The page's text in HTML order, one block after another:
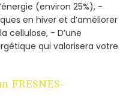
(environ 25%), -
en hiver et d’améliorer
cellulose, - D’une
qui valorisera votre
FRESNES-